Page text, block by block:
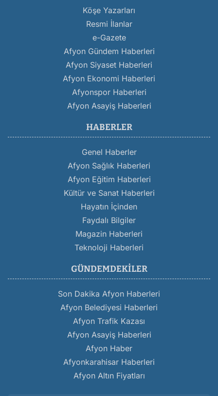
Köşe Yazarları
Resmi İlanlar
e-Gazete
Afyon Gündem Haberleri
Afyon Siyaset Haberleri
Afyon Ekonomi Haberleri
Afyonspor Haberleri
Afyon Asayiş Haberleri
HABERLER
Genel Haberler
Afyon Sağlık Haberleri
Afyon Eğitim Haberleri
Kültür ve Sanat Haberleri
Hayatın İçinden
Faydalı Bilgiler
Magazin Haberleri
Teknoloji Haberleri
GÜNDEMDEKILER
Son Dakika Afyon Haberleri
Afyon Belediyesi Haberleri
Afyon Trafik Kazası
Afyon Asayiş Haberleri
Afyon Haber
Afyonkarahisar Haberleri
Afyon Altın Fiyatları